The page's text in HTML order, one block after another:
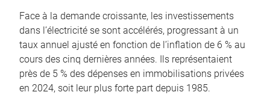
Face à la demande croissante, les investissements
dans l’électricité se sont accélérés, progressant à un
taux annuel ajusté en fonction de l’inflation de 6 % au
cours des cinq dernières années. Ils représentaient
près de 5 % des dépenses en immobilisations privées
en 2024, soit leur plus forte part depuis 1985.